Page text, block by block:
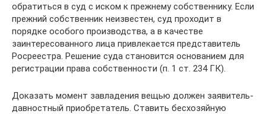
обратиться в суд с иском к прежнему собственнику. Если
прежний собственник неизвестен, суд проходит в
порядке особого производства, а в качестве
заинтересованного лица привлекается представитель
Росреестра. Решение суда становится основанием для
регистрации права собственности (п. 1 ст. 234 ГК).
Доказать момент завладения вещью должен заявитель-
давностный приобретатель. Ставить бесхозяйную